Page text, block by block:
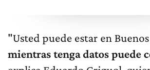
"Usted puede estar en
mientras tenga datos puede